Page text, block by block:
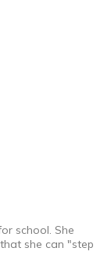
school. She
she can "step